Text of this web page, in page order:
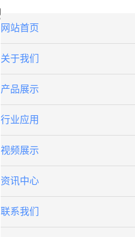
网站首页
关于我们
产品展示
行业应用
视频展示
资讯中心
联系我们